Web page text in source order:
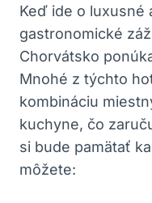
Keď ide o luxusné
gastronomické
Chorvátsko
Mnohé z týchto
kombináciu
kuchyne, čo
si bude pamätať
môžete: